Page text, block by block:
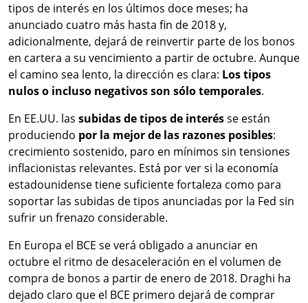
tipos de interés en los últimos doce meses; ha
anunciado cuatro más hasta fin de 2018 y,
adicionalmente, dejará de reinvertir parte de los bonos
en cartera a su vencimiento a partir de octubre. Aunque
el camino sea lento, la dirección es clara: Los tipos
nulos o incluso negativos son sólo temporales.
En EE.UU. las subidas de tipos de interésse están
produciendo por la mejor de las razones posibles:
crecimiento sostenido, paro en mínimos sin tensiones
inflacionistas relevantes. Está por ver si la economía
estadounidense tiene suficiente fortaleza como para
soportar las subidas de tipos anunciadas por la Fed sin
sufrir un frenazo considerable.
En Europa el BCE se verá obligado a anunciar en
octubre el ritmo de desaceleración en el volumen de
compra de bonos a partir de enero de 2018. Draghi ha
dejado claro que el BCE primero dejará de comprar